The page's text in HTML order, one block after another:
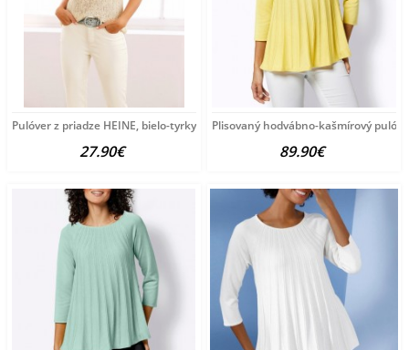
Pulóver z priadze HEINE, bielo-tyrkysový
27.90€
Plisovaný hodvábno-kašmírový
89.90€